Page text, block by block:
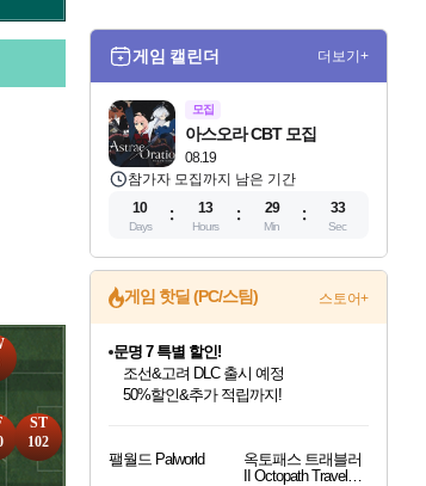
ST
102
게임 캘린더 더보기+
모집
08.19
아스오라 CBT 모집
참가자 모집까지 남은 기간
10
Days
13
Hours
29
Min
32
Sec
게임 핫딜 (PC/스팀) 스토어+
최대 90% 할인가를 만나보세요!
네이버혜택과 함께 만나보세요!
50%할인&추가 적립까지!
마블 투혼 파이팅 소울즈 정식출시!
마블 히어로 총 출동&화려한 격투!
네이버 포인트 혜택까지!
이니&베니 혜택까지!
네이버 혜택가와 함께 예약하세요!
할인&네이버혜택으로 만나보세요!
네이버페이 혜택과 만나보세요!
40주년 프로모션으로 만나보세요!
할인가에 만나보세요!
일부 에디션 상시 할인!
혜택으로 예약 판매 중
편안하게 충전하세요
팰월드 Palworld
옥토패스 트래블러
II Octopath Traveler I